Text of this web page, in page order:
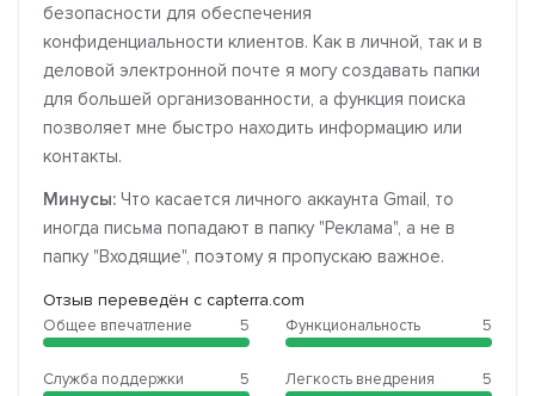
безопасности для обеспечения
конфиденциальности клиентов. Как в личной, так и в
деловой электронной почте я могу создавать папки
для большей организованности, а функция поиска
позволяет мне быстро находить информацию или
контакты.
Минусы: Что касается личного аккаунта Gmail, то
иногда письма попадают в папку "Реклама", а не в
папку "Входящие", поэтому я пропускаю важное.
Отзыв переведён с capterra.com
Общее впечатление 5
Служба поддержки 5
Функциональность 5
Легкость внедрения 5